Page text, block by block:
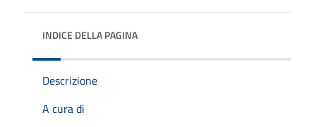
INDICE DELLA PAGINA
Descrizione
A cura di